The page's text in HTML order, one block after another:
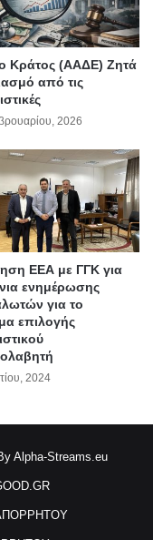
Κράτος (ΑΑΔΕ) Ζητά
από τις
2026
ΕΕΑ με ΓΓΚ για
ενημέρωσης
για το
επιλογής
2024
Alpha-Streams.eu